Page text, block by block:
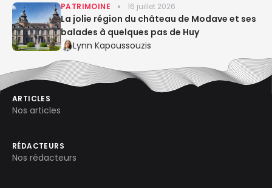
PATRIMOINE 16 juillet 2026
La jolie région du château de Modave et ses
balades à quelques pas de Huy
Lynn Kapoussouzis
ARTICLES
Nos articles
RÉDACTEURS
Nos rédacteurs